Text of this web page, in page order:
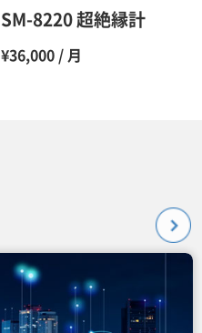
SM-8220 超絶縁計
¥36,000 / 月